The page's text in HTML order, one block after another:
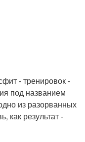
- тренировок -
под названием
из разорванных
как результат -